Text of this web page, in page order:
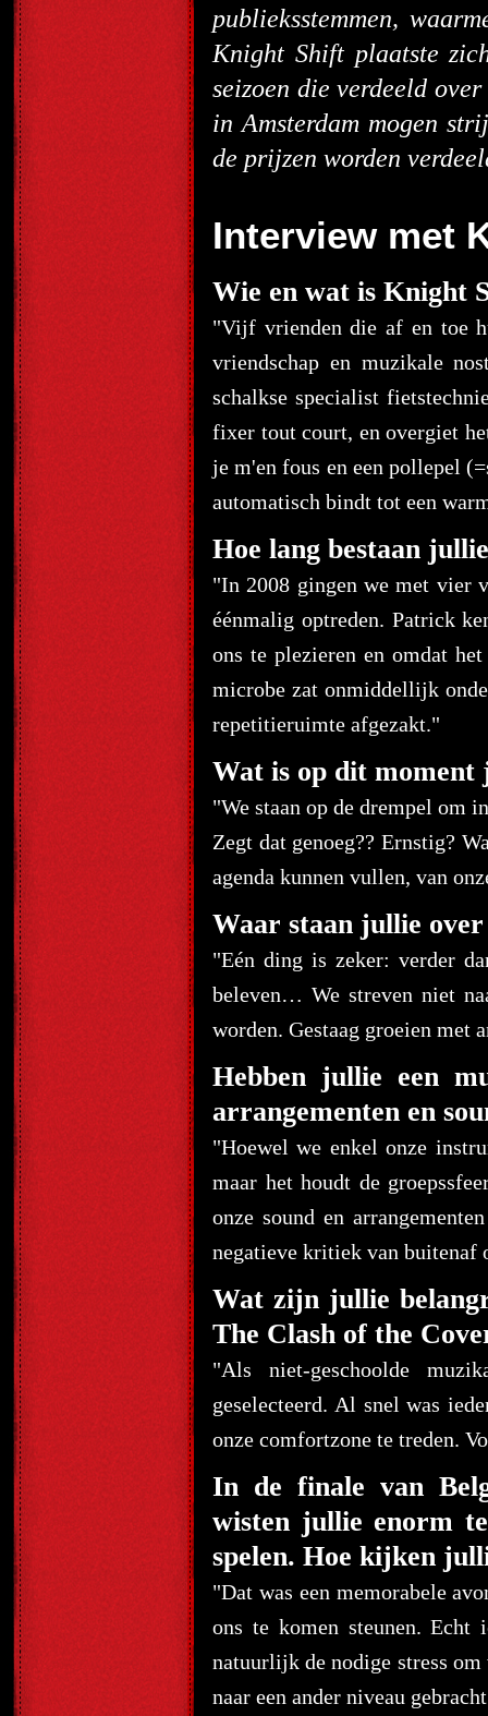
publieksstemmen,
Knight Shift plaatste
seizoen die verdeeld
in Amsterdam mogen
de prijzen worden
Interview met
Wie en wat is Knight
"Vijf vrienden die af en toe
vriendschap en muzikale
schalkse specialist
fixer tout court, en overgiet
je m'en fous en een pollepel
automatisch bindt tot een
Hoe lang bestaan
"In 2008 gingen we met vier
éénmalig optreden. Patrick
ons te plezieren en omdat
microbe zat onmiddellijk
repetitieruimte afgezakt."
Wat is op dit moment
"We staan op de drempel om
Zegt dat genoeg?? Ernstig?
agenda kunnen vullen, van
Waar staan jullie
"Eén ding is zeker: verder
beleven… We streven niet
worden. Gestaag groeien met
Hebben jullie een
arrangementen en
"Hoewel we enkel onze
maar het houdt de
onze sound en
negatieve kritiek van buitenaf
Wat zijn jullie
The Clash of the
"Als niet-geschoolde
geselecteerd. Al snel was
onze comfortzone te treden.
In de finale van
wisten jullie enorm
spelen. Hoe kijken
"Dat was een memorabele
ons te komen steunen.
natuurlijk de nodige stress
naar een ander niveau